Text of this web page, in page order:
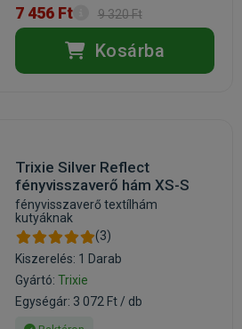
7 456 Ft 9 320 Ft
Kosárba
Trixie Silver Reflect
fényvisszaverő hám XS-S
fényvisszaverő textílhám
kutyáknak
(3)
Kiszerelés: 1 Darab
Gyártó: Trixie
Egységár: 3 072 Ft / db